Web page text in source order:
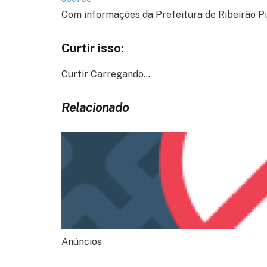
Com informações da Prefeitura de Ribeirão
Curtir isso:
Curtir Carregando…
Relacionado
Anúncios